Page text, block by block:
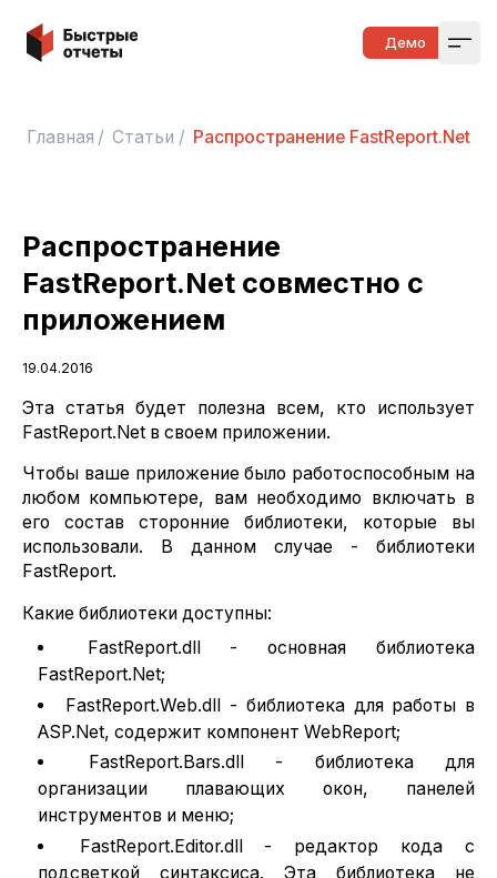
Быстрые отчеты Демо
Главная / Статьи / Распространение FastReport.Net
Распространение
FastReport.Net совместно с
приложением
19.04.2016
Эта статья будет полезна всем, кто использует
FastReport.Net в своем приложении.
Чтобы ваше приложение было работоспособным на
любом компьютере, вам необходимо включать в
его состав сторонние библиотеки, которые вы
использовали. В данном случае - библиотеки
FastReport.
Какие библиотеки доступны:
FastReport.dll - основная библиотека
FastReport.Net;
FastReport.Web.dll - библиотека для работы в
ASP.Net, содержит компонент WebReport;
FastReport.Bars.dll - библиотека для
организации плавающих окон, панелей
инструментов и меню;
FastReport.Editor.dll - редактор кода с
подсветкой синтаксиса. Эта библиотека не